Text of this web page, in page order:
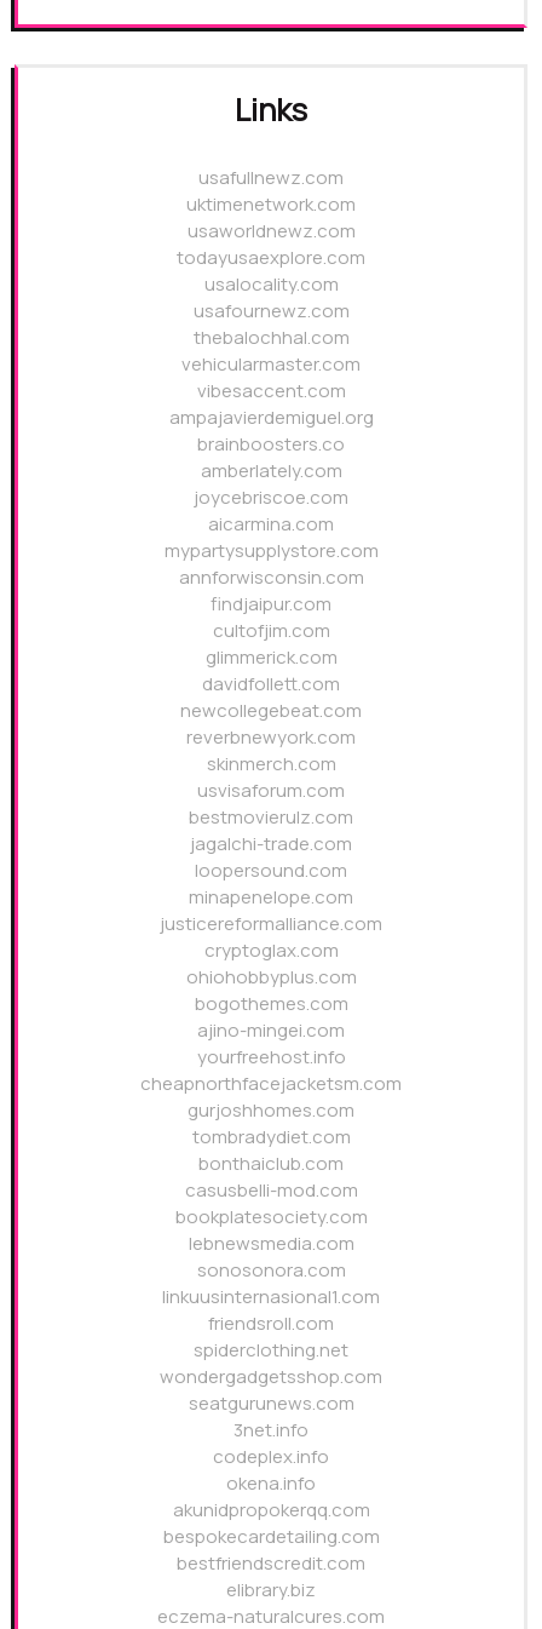
Links
usafullnewz.com
uktimenetwork.com
usaworldnewz.com
todayusaexplore.com
usalocality.com
usafournewz.com
thebalochhal.com
vehicularmaster.com
vibesaccent.com
ampajavierdemiguel.org
brainboosters.co
amberlately.com
joycebriscoe.com
aicarmina.com
mypartysupplystore.com
annforwisconsin.com
findjaipur.com
cultofjim.com
glimmerick.com
davidfollett.com
newcollegebeat.com
reverbnewyork.com
skinmerch.com
usvisaforum.com
bestmovierulz.com
jagalchi-trade.com
loopersound.com
minapenelope.com
justicereformalliance.com
cryptoglax.com
ohiohobbyplus.com
bogothemes.com
ajino-mingei.com
yourfreehost.info
cheapnorthfacejacketsm.com
gurjoshhomes.com
tombradydiet.com
bonthaiclub.com
casusbelli-mod.com
bookplatesociety.com
lebnewsmedia.com
sonosonora.com
linkuusinternasional1.com
friendsroll.com
spiderclothing.net
wondergadgetsshop.com
seatgurunews.com
3net.info
codeplex.info
okena.info
akunidpropokerqq.com
bespokecardetailing.com
bestfriendscredit.com
elibrary.biz
eczema-naturalcures.com